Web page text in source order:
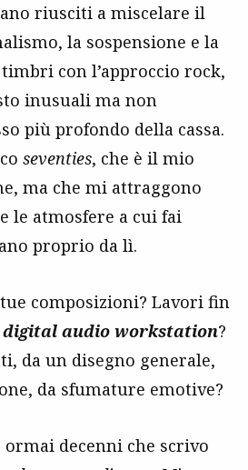
riusciti a miscelare il
la sospensione e la
con l’approccio rock,
inusuali ma non
più profondo della cassa.
seventies, che è il mio
ma che mi attraggono
le atmosfere a cui fai
proprio da lì.
composizioni? Lavori fin
digital audio workstation?
da un disegno generale,
da sfumature emotive?
decenni che scrivo